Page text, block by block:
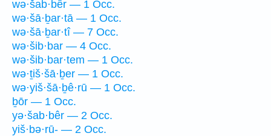
wə·šab·bêr — 1 Occ.
wə·šā·ḇar·tā — 1 Occ.
wə·šā·ḇar·tî — 7 Occ.
wə·šib·bar — 4 Occ.
wə·šib·bar·tem — 1 Occ.
wə·ṯiš·šā·ḇer — 1 Occ.
wə·yiš·šā·ḇê·rū — 1 Occ.
ḇōr — 1 Occ.
yə·šab·bêr — 2 Occ.
yiš·bə·rū- — 2 Occ.